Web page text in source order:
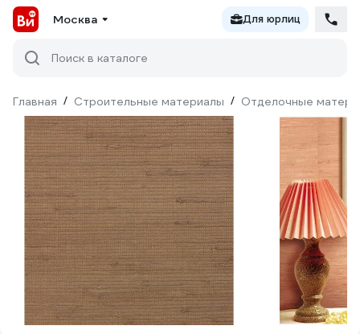
Москва Для юрлиц
Поиск в каталоге
Главная / Строительные материалы / Отделочные